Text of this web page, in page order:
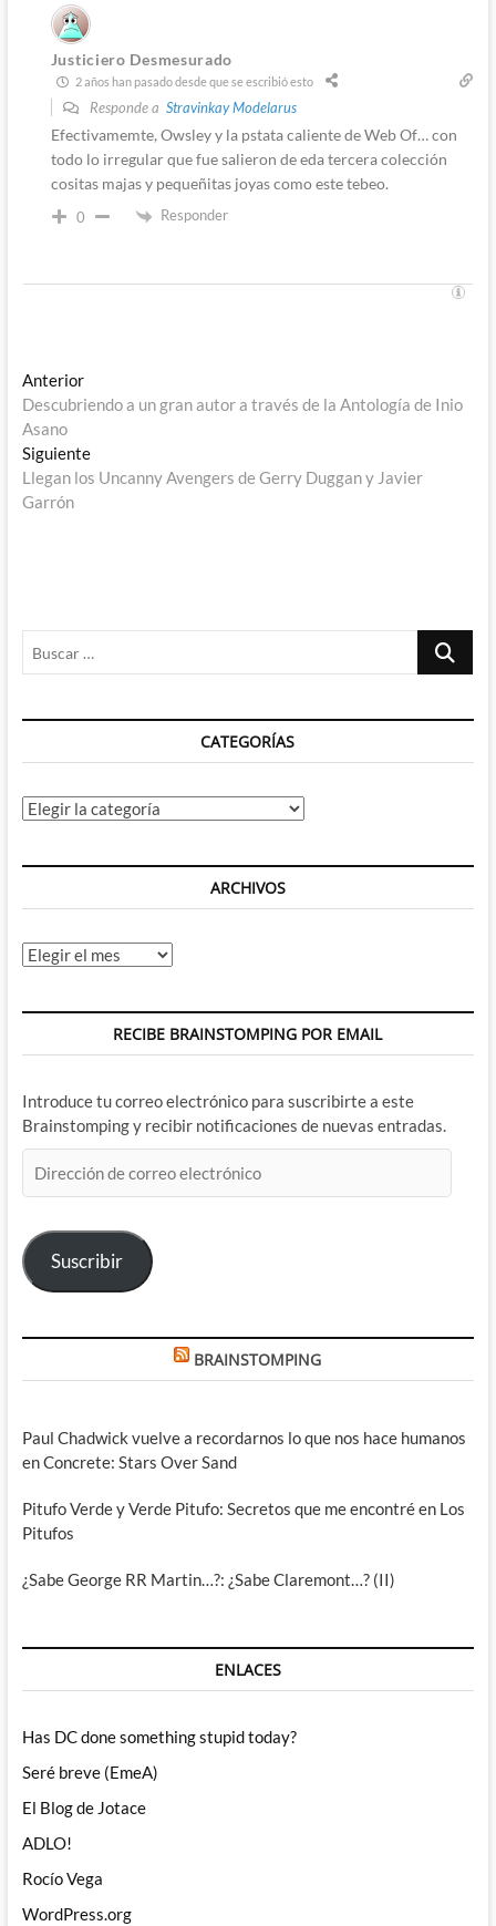
Justiciero Desmesurado
2 años han pasado desde que se escribió esto
Responde a Stravinkay Modelarus
Efectivamemte, Owsley y la pstata caliente de Web Of… con
todo lo irregular que fue salieron de eda tercera colección
cositas majas y pequeñitas joyas como este tebeo.
0 Responder
Navegación
de
entradas
AnteriorEntrada
anterior:
Descubriendo a un gran autor a través de la Antología de Inio
Asano
SiguienteEntrada
siguiente:
Llegan los Uncanny Avengers de Gerry Duggan y Javier
Garrón
Buscar
CATEGORÍAS
Categorías
ARCHIVOS
Archivos
RECIBE BRAINSTOMPING POR EMAIL
Introduce tu correo electrónico para suscribirte a este
Brainstomping y recibir notificaciones de nuevas entradas.
de
electrónico
Suscribir
BRAINSTOMPING
Paul Chadwick vuelve a recordarnos lo que nos hace humanos
en Concrete: Stars Over Sand
Pitufo Verde y Verde Pitufo: Secretos que me encontré en Los
Pitufos
¿Sabe George RR Martin…?: ¿Sabe Claremont…? (II)
ENLACES
Has DC done something stupid today?
Seré breve (EmeA)
El Blog de Jotace
ADLO!
Rocío Vega
WordPress.org